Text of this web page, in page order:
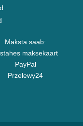
Maksta saab:
maksekaart
PayPal
Przelewy24